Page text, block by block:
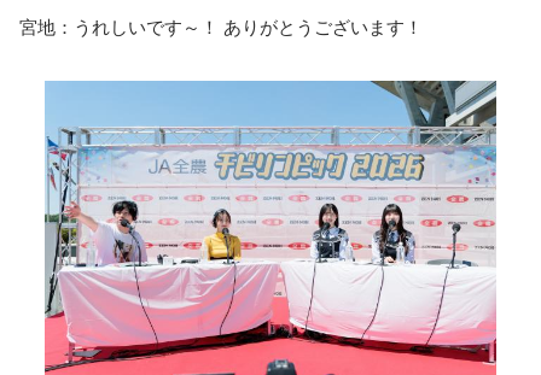
宮地：うれしいです～！ ありがとうございます！